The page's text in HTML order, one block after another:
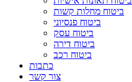
ביטוח מחלות קשות
ביטוח פנסיוני
ביטוח עסק
ביטוח דירה
ביטוח רכב
כתבות
צור קשר